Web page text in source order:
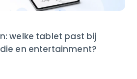
welke tablet past bij
en entertainment?